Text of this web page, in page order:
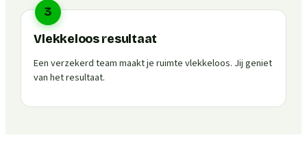
3
Vlekkeloos resultaat
Een verzekerd team maakt je ruimte vlekkeloos. Jij geniet
van het resultaat.